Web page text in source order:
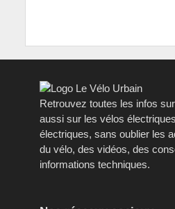
Retrouvez toutes les infos
aussi sur les vélos
électriques, sans oublier les
du vélo, des vidéos, des
informations techniques.